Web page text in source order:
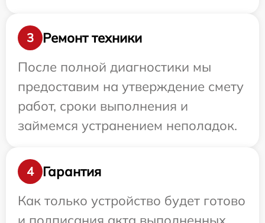
3
Ремонт техники
После полной диагностики мы
предоставим на утверждение смету
работ, сроки выполнения и
займемся устранением неполадок.
4
Гарантия
Как только устройство будет готово